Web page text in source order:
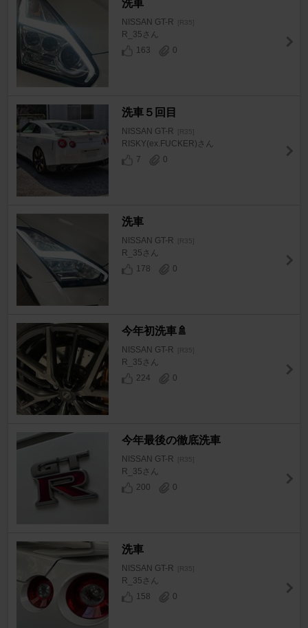
洗車
NISSAN GT-R [R35]
R_35さん
163
0
洗車５回目
NISSAN GT-R [R35]
RISKY(ex.FUCKER)さん
7
0
洗車
NISSAN GT-R [R35]
R_35さん
178
0
今年初洗車🚿
NISSAN GT-R [R35]
R_35さん
224
0
今年最後の徹底洗車
NISSAN GT-R [R35]
R_35さん
200
0
洗車
NISSAN GT-R [R35]
R_35さん
158
0